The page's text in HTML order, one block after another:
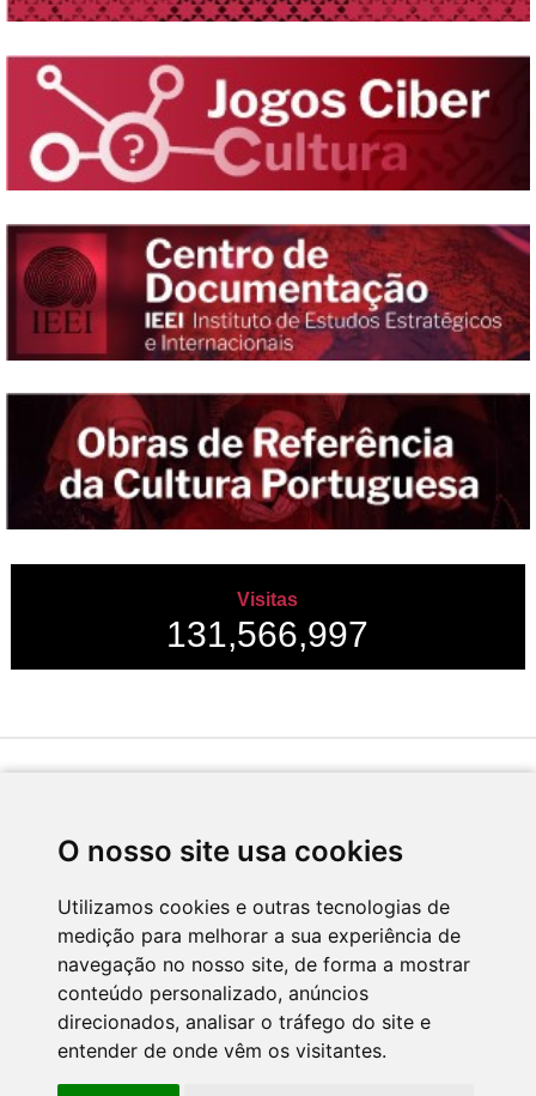
O nosso site usa cookies
Utilizamos cookies e outras tecnologias de
medição para melhorar a sua experiência de
navegação no nosso site, de forma a mostrar
conteúdo personalizado, anúncios
direcionados, analisar o tráfego do site e
entender de onde vêm os visitantes.
Visitas
131,566,997